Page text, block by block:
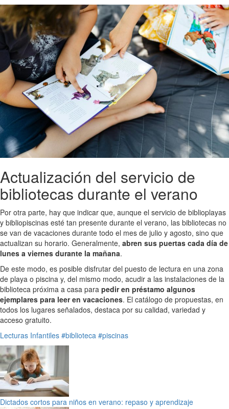
Actualización del servicio de
bibliotecas durante el verano
Por otra parte, hay que indicar que, aunque el servicio de biblioplayas
y bibliopiscinas esté tan presente durante el verano, las bibliotecas no
se van de vacaciones durante todo el mes de julio y agosto, sino que
actualizan su horario. Generalmente, abren sus puertas cada día de
lunes a viernes durante la mañana.
De este modo, es posible disfrutar del puesto de lectura en una zona
de playa o piscina y, del mismo modo, acudir a las instalaciones de la
biblioteca próxima a casa para pedir en préstamo algunos
ejemplares para leer en vacaciones. El catálogo de propuestas, en
todos los lugares señalados, destaca por su calidad, variedad y
acceso gratuito.
Lecturas Infantiles #biblioteca #piscinas
Dictados cortos para niños en verano: repaso y aprendizaje